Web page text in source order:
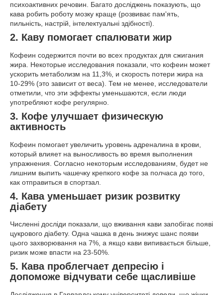
психоактивних речовин. Багато досліджень показують, що
кава робить роботу мозку краще (розвиває пам'ять,
пильність, настрій, інтелектуальні здібності).
2. Каву помогает спалювати жир
Кофеин содержится почти во всех продуктах для сжигания
жира. Некоторые исследования показали, что кофеин может
ускорить метаболизм на 11,3%, и скорость потери жира на
10-29% (это зависит от веса). Тем не менее, исследователи
отметили, что эти эффекты уменьшаются, если люди
употребляют кофе регулярно.
3. Кофе улучшает физическую
активность
Кофеин помогает увеличить уровень адреналина в крови,
который влияет на выносливость во время выполнения
упражнения. Согласно некоторым исследованиям, будет не
лишним выпить чашечку крепкого кофе за полчаса до того,
как отправиться в спортзал.
4. Кава уменьшает ризик розвитку
діабету
Численні досліди показали, що вживання кави запобігає появі
цукрового діабету. Одна чашка в день знижує шанс появи
цього захворювання на 7%, а якщо кави випивається більше,
ризик може впасти на 23-50%.
5. Кава проблегчает депресію і
допоможе відчувати себе щасливіше